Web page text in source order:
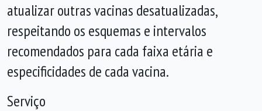
atualizar outras vacinas desatualizadas,
respeitando os esquemas e intervalos
recomendados para cada faixa etária e
especificidades de cada vacina.
Serviço